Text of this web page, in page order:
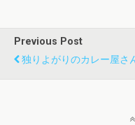
Previous Post
独りよがりのカレー屋さ